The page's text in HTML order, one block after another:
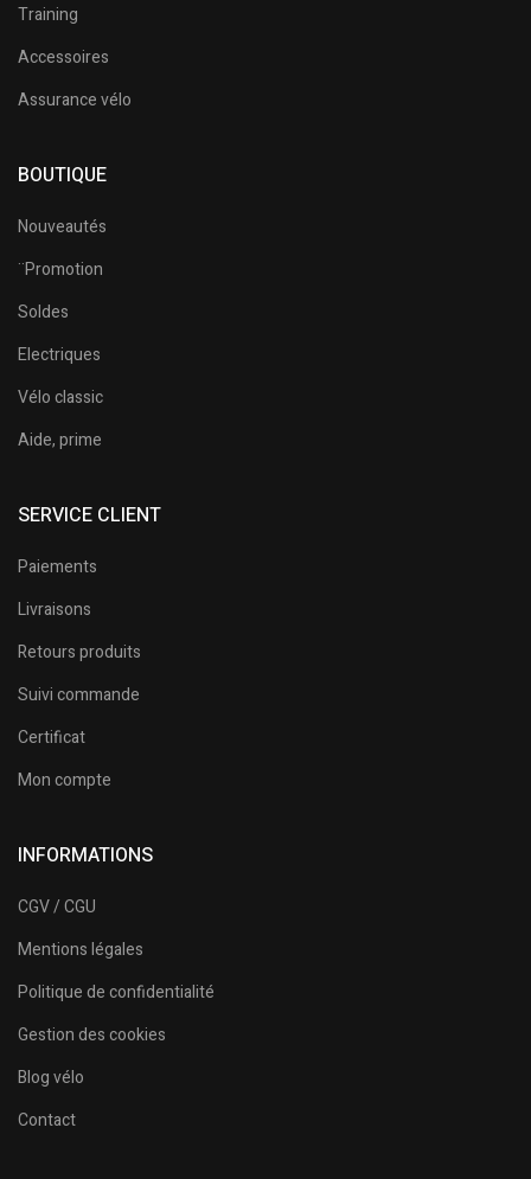
Training
Accessoires
Assurance vélo
BOUTIQUE
Nouveautés
¨Promotion
Soldes
Electriques
Vélo classic
Aide, prime
SERVICE CLIENT
Paiements
Livraisons
Retours produits
Suivi commande
Certificat
Mon compte
INFORMATIONS
CGV / CGU
Mentions légales
Politique de confidentialité
Gestion des cookies
Blog vélo
Contact